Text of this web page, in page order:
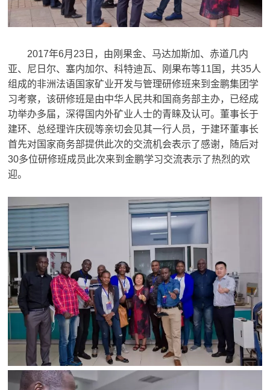
2017年6月23日，由刚果金、马达加斯加、赤道几内
亚、尼日尔、塞内加尔、科特迪瓦、刚果布等11国，共35人
组成的非洲法语国家矿业开发与管理研修班来到金鹏集团学
习考察，该研修班是由中华人民共和国商务部主办，已经成
功举办多届，深得国内外矿业人士的青睐及认可。董事长于
建环、总经理许庆砚等亲切会见其一行人员，于建环董事长
首先对国家商务部提供此次的交流机会表示了感谢，随后对
30多位研修班成员此次来到金鹏学习交流表示了热烈的欢
迎。